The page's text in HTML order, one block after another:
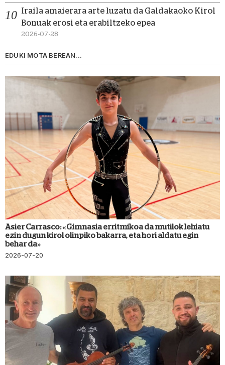
Iraila amaierara arte luzatu da Galdakaoko Kirol
Bonuak erosi eta erabiltzeko epea
2026-07-28
EDUKI MOTA BEREAN...
Asier Carrasco: «Gimnasia erritmikoa da mutilok lehiatu
ezin dugun kirol olinpiko bakarra, eta hori aldatu egin
behar da»
2026-07-20